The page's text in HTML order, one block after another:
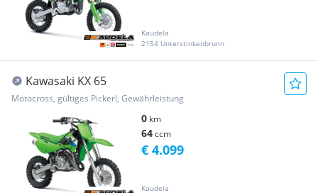
Kaudela
2154 Unterstinkenbrunn
Kawasaki KX 65
Motocross, gültiges Pickerl, Gewährleistung
0 km
64ccm
Kaudela
€ 4.099